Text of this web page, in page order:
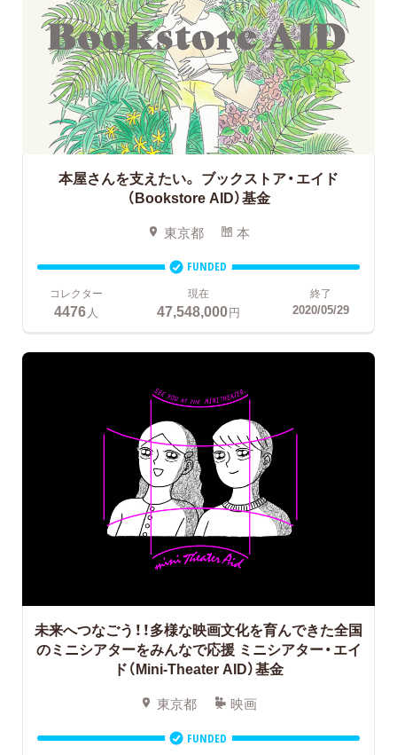
本屋さんを支えたい。 ブックストア・エイド
（Bookstore AID）基金
東京都 本
FUNDED
コレクター
4476 人
現在
47,548,000円
終了
2020/05/29
未来へつなごう！！多様な映画文化を育んできた全国
のミニシアターをみんなで応援ミニシアター・エイ
ド（Mini-Theater AID）基金
東京都 映画
FUNDED